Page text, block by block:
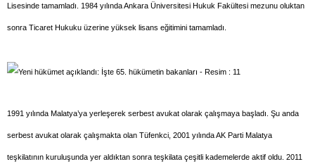
Lisesinde tamamladı. 1984 yılında Ankara Üniversitesi Hukuk Fakültesi mezunu oluktan
sonra Ticaret Hukuku üzerine yüksek lisans eğitimini tamamladı.
1991 yılında Malatya’ya yerleşerek serbest avukat olarak çalışmaya başladı. Şu anda
serbest avukat olarak çalışmakta olan Tüfenkci, 2001 yılında AK Parti Malatya
teşkilatının kuruluşunda yer aldıktan sonra teşkilata çeşitli kademelerde aktif oldu. 2011